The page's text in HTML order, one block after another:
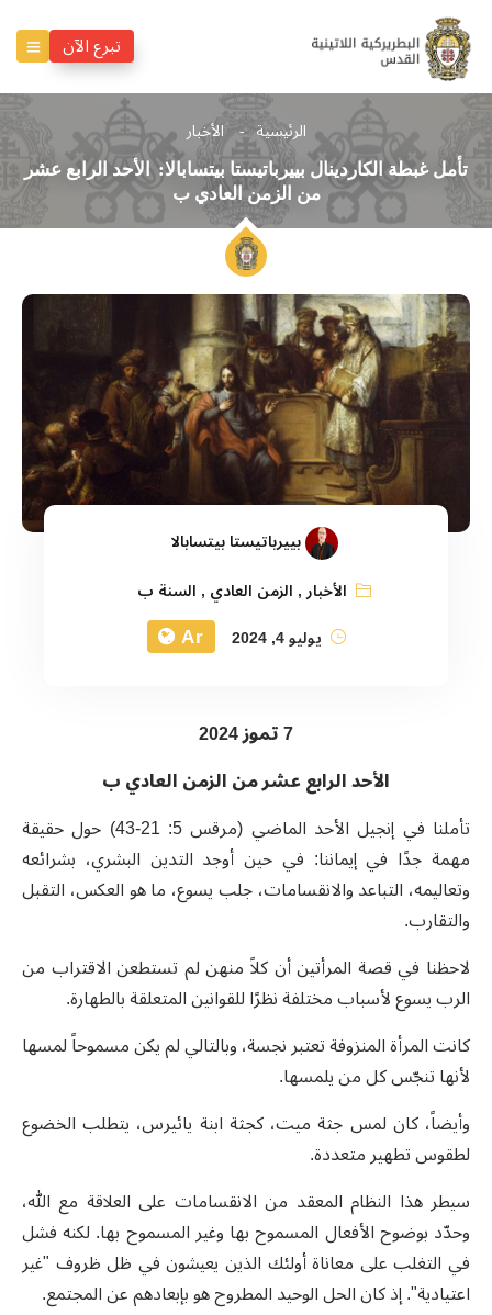
تبرع الآن
الرئيسية الأخبار
تأمل غبطة الكاردينال بييرباتيستا بيتسابالا: الأحد الرابع عشر
من الزمن العادي ب
بييرباتيستا بيتسابالا
الأخبار, الزمن العادي , السنة ب
يوليو 4, 2024
Ar
7 تموز 2024
الأحد الرابع عشر من الزمن العادي ب
تأملنا في إنجيل الأحد الماضي (مرقس 5: 21-43) حول حقيقة
مهمة جدًا في إيماننا: في حين أوجد التدين البشري، بشرائعه
وتعاليمه، التباعد والانقسامات، جلب يسوع، ما هو العكس، التقبل
والتقارب.
لاحظنا في قصة المرأتين أن كلاً منهن لم تستطعن الاقتراب من
الرب يسوع لأسباب مختلفة نظرًا للقوانين المتعلقة بالطهارة.
كانت المرأة المنزوفة تعتبر نجسة، وبالتالي لم يكن مسموحاً لمسها
لأنها تنجّس كل من يلمسها.
وأيضاً، كان لمس جثة ميت، كجثة ابنة يائيرس، يتطلب الخضوع
لطقوس تطهير متعددة.
سيطر هذا النظام المعقد من الانقسامات على العلاقة مع الله،
وحدّد بوضوح الأفعال المسموح بها وغير المسموح بها. لكنه فشل
في التغلب على معاناة أولئك الذين يعيشون في ظل ظروف "غير
اعتيادية". إذ كان الحل الوحيد المطروح هو بإبعادهم عن المجتمع.